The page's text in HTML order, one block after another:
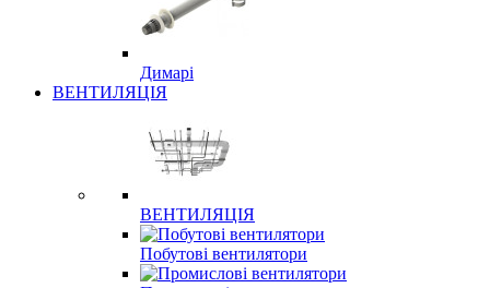
Димарі
ВЕНТИЛЯЦІЯ
ВЕНТИЛЯЦІЯ
Побутові вентилятори